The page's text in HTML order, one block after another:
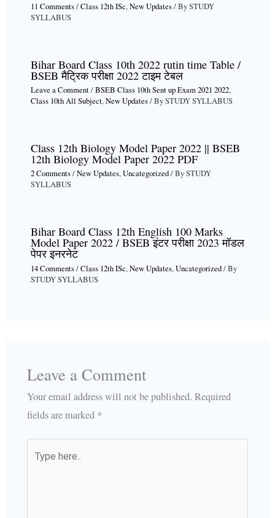
11 Comments/Class 12th ISc,New Updates/ BySTUDY
SYLLABUS
Bihar Board Class 10th 2022 rutin time Table /
BSEB मैट्रिक परीक्षा 2022 टाइम टेबल
Leave a Comment/BSEB Class 10th Sent up Exam 2021 2022,
Class 10th All Subject,New Updates/ BySTUDY SYLLABUS
Class 12th Biology Model Paper 2022 || BSEB
12th Biology Model Paper 2022 PDF
2 Comments/New Updates,Uncategorized/ BySTUDY
SYLLABUS
Bihar Board Class 12th English 100 Marks
Model Paper 2022 / BSEB इंटर परीक्षा 2023 मॉडल
पेपर इनरनेट
14 Comments/Class 12th ISc,New Updates,Uncategorized/ By
STUDY SYLLABUS
Leave a Comment
Your email address will not be published. Required
fields are marked *
here..